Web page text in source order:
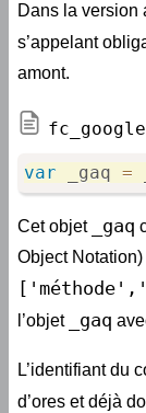
Dans la version
s’appelant
amont.
var _gaq =
Cet objet _gaq
Object
l’objet
_gaq
L’identifiant du
d’ores et déjà